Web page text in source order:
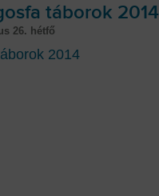
táborok 2014
26. hétfő
2014